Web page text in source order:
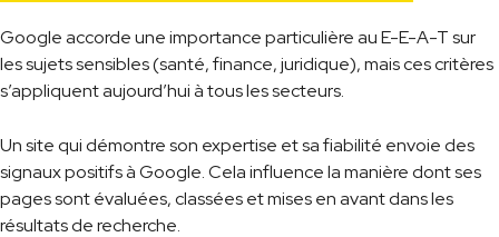
Google accorde une importance particulière au E-E-A-T sur
les sujets sensibles (santé, finance, juridique), mais ces critères
s’appliquent aujourd’hui à tous les secteurs.
Un site qui démontre son expertise et sa fiabilité envoie des
signaux positifs à Google. Cela influence la manière dont ses
pages sont évaluées, classées et mises en avant dans les
résultats de recherche.